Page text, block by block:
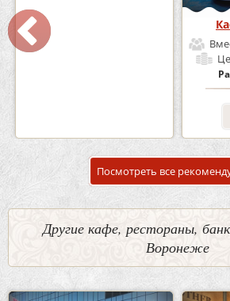
Кафе-Бар Бермуды
Вместимость:
Посмотреть все
Другие кафе, рестораны,
Воронеже